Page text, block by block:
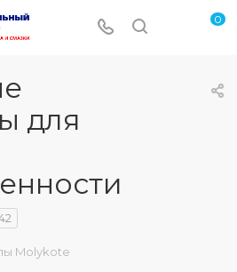
0
для
Molykote